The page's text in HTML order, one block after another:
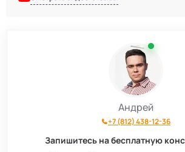
Андрей
+7 (812) 438-12-36
Запишитесь на бесплатную